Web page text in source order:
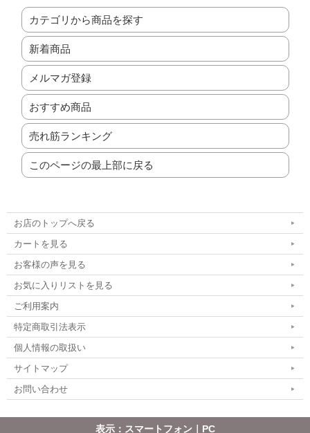
カテゴリから商品を探す
新着商品
メルマガ登録
おすすめ商品
売れ筋ランキング
このページの最上部に戻る
お店のトップへ戻る
カートを見る
お客様の声を見る
お気に入りリストを見る
ご利用案内
特定商取引法表示
個人情報の取扱い
サイトマップ
お問い合わせ
表示：スマートフォン｜ PC